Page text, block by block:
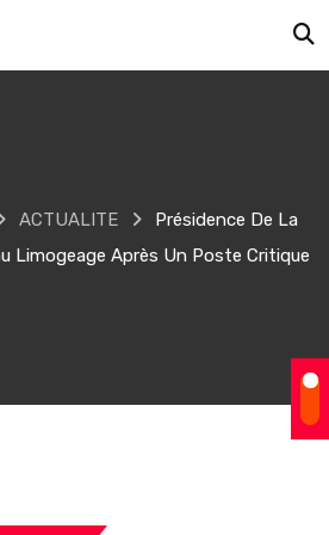
ACTUALITE
Présidence De La
Limogeage Après Un Poste Critique